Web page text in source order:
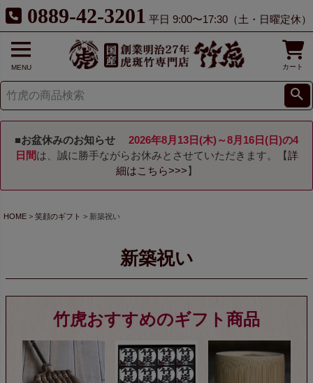
0889-42-3201 平日 9:00〜17:30（土・日曜定休）
MENU カート
■お盆休みのお知らせ
2026年8月13日(木)～8月16日(日)の4
日間は、誠に勝手ながらお休みとさせていただきます。【詳
細はこちら>>> 】
HOME 笑顔のギフト 新築祝い
新築祝い